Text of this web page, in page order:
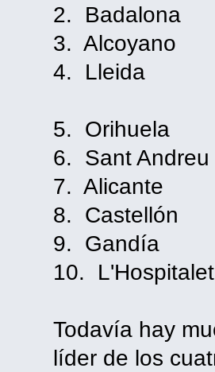
2.
3.
4.
5.
6. Sant
7.
8.
9.
10.
Todavía hay
líder de los